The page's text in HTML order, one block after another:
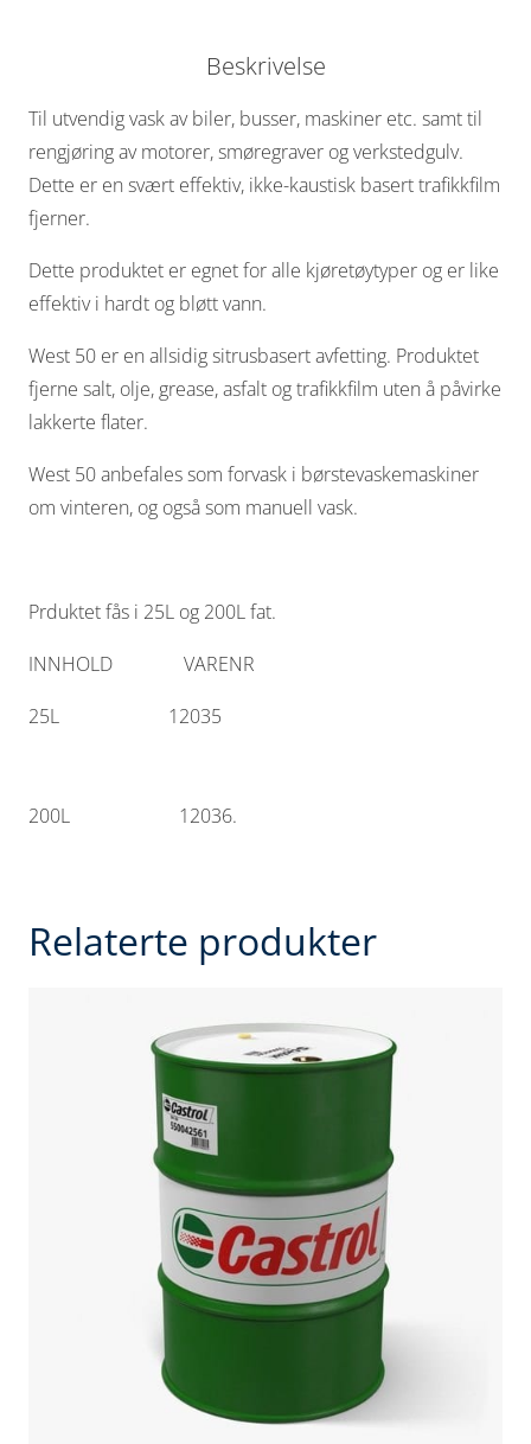
Beskrivelse
Til utvendig vask av biler, busser, maskiner etc. samt til
rengjøring av motorer, smøregraver og verkstedgulv.
Dette er en svært effektiv, ikke-kaustisk basert trafikkfilm
fjerner.
Dette produktet er egnet for alle kjøretøytyper og er like
effektiv i hardt og bløtt vann.
West 50 er en allsidig sitrusbasert avfetting. Produktet
fjerne salt, olje, grease, asfalt og trafikkfilm uten å påvirke
lakkerte flater.
West 50 anbefales som forvask i børstevaskemaskiner
om vinteren, og også som manuell vask.
Prduktet fås i 25L og 200L fat.
INNHOLD VARENR
25L 12035
200L 12036.
Relaterte produkter